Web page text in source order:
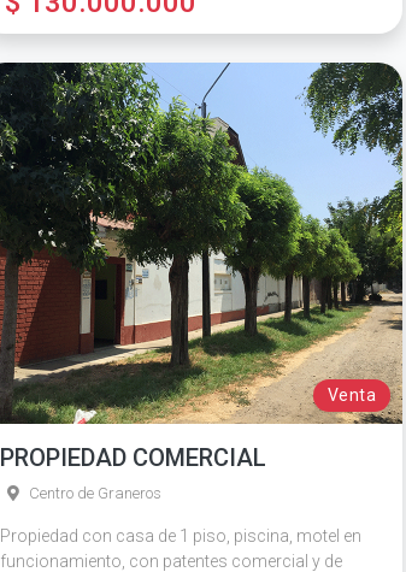
Venta
PROPIEDAD COMERCIAL
Centro de Graneros
Propiedad con casa de 1 piso, piscina, motel en
funcionamiento, con patentes comercial y de